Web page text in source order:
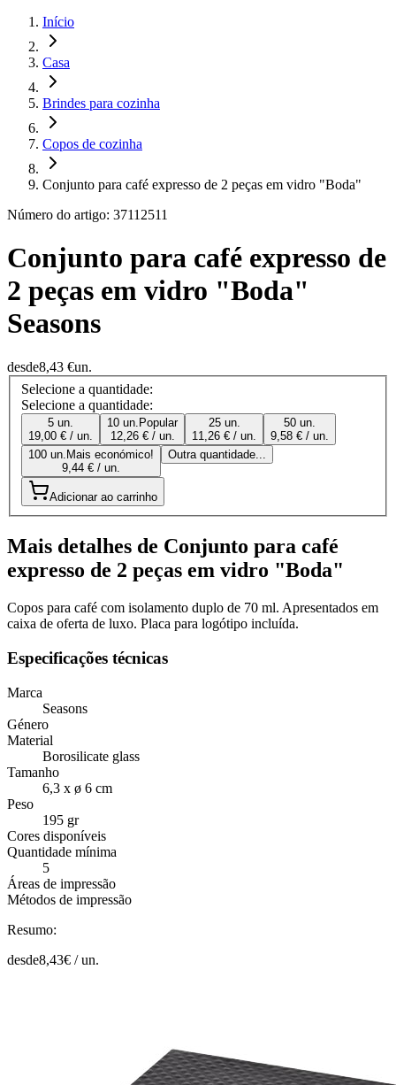
Início
Casa
Brindes para cozinha
Copos de cozinha
Conjunto para café expresso de 2 peças em vidro "Boda"
Número do artigo: 37112511
Conjunto para café expresso de
2 peças em vidro "Boda"
Seasons
desde8,43 €un.
Selecione a quantidade:
Selecione a quantidade:
5 un.
19,00 € / un.
10 un. Popular
12,26 € / un.
25 un.
11,26 € / un.
50 un.
9,58 € / un.
100 un. Mais económico!
9,44 € / un.
Outra quantidade...
Adicionar ao carrinho
Mais detalhes de Conjunto para café
expresso de 2 peças em vidro "Boda"
Copos para café com isolamento duplo de 70 ml. Apresentados em
caixa de oferta de luxo. Placa para logótipo incluída.
Especificações técnicas
Marca
Seasons
Género
Material
Borosilicate glass
Tamanho
6,3 x ø 6 cm
Peso
195 gr
Cores disponíveis
Quantidade mínima
5
Áreas de impressão
Métodos de impressão
Resumo:
desde8,43€ /un.